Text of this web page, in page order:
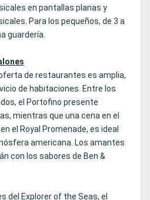
en pantallas planas y
Para los pequeños, de 3 a
guardería.
de restaurantes es amplia,
de habitaciones. Entre los
el Portofino presente
mientras que una cena en el
el Royal Promenade, es ideal
americana. Los amantes
con los sabores de Ben &
del Explorer of the Seas, el